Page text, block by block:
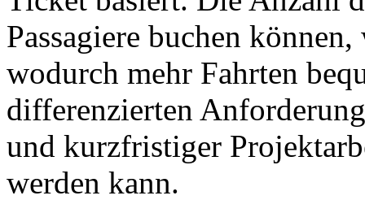
Passagiere buchen
wodurch mehr Fahrten
differenzierten
und kurzfristiger
werden kann.